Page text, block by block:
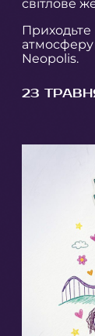
світлове
Приходьте
атмосферу
Neopolis.
23